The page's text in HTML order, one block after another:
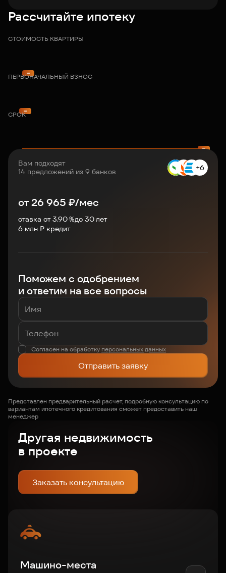
Рассчитайте ипотеку
СТОИМОСТЬ КВАРТИРЫ
ПЕРВОНАЧАЛЬНЫЙ ВЗНОС
СРОК
Вам подходят
14 предложений из 9 банков
+6
от26 965 ₽/мес
ставка от 3.90 %до 30лет
6 млн ₽ кредит
Поможем с одобрением
и ответим на все вопросы
Согласен на обработку персональных данных
Отправить заявку
Представлен предварительный расчет, подробную консультацию по
вариантам ипотечного кредитования сможет предоставить наш
менеджер
Другая недвижимость
в проекте
Заказать консультацию
Машино-места